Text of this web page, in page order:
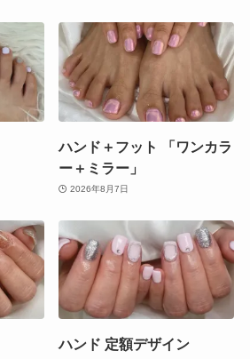
ハンド＋フット 「ワンカラ
ー＋ミラー」
2026年8月7日
ハンド 定額デザイン